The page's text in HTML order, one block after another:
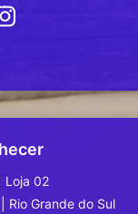
Loja 02
Rio Grande do Sul